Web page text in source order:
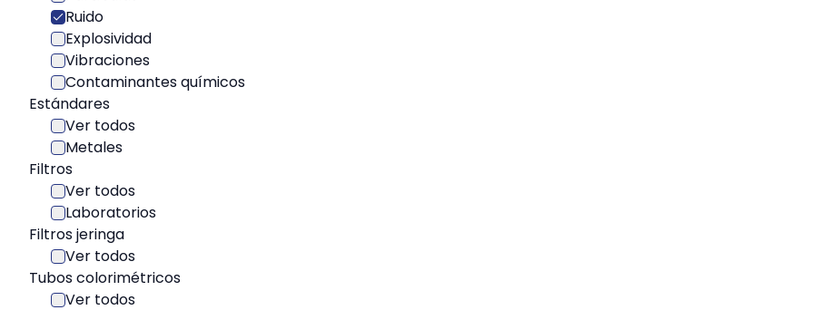
Ruido
Explosividad
Vibraciones
Contaminantes químicos
Estándares
Ver todos
Metales
Filtros
Ver todos
Laboratorios
Filtros jeringa
Ver todos
Tubos colorimétricos
Ver todos